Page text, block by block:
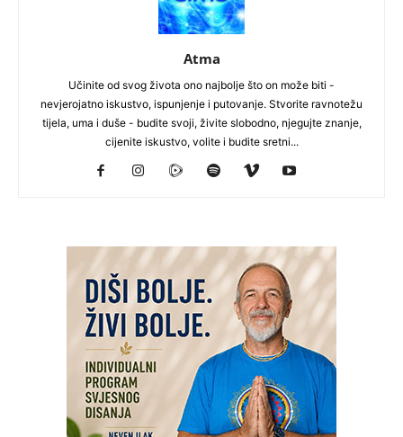
Atma
Učinite od svog života ono najbolje što on može biti -
nevjerojatno iskustvo, ispunjenje i putovanje. Stvorite ravnotežu
tijela, uma i duše - budite svoji, živite slobodno, njegujte znanje,
cijenite iskustvo, volite i budite sretni...